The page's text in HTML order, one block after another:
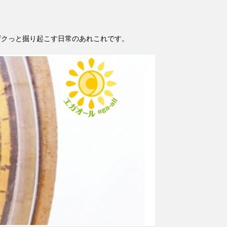
と掘り起こす日常のあれこれです。